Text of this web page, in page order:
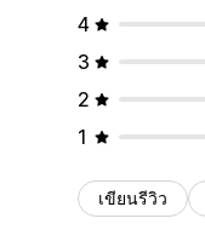
4
3
2
1
เขียนรีวิว